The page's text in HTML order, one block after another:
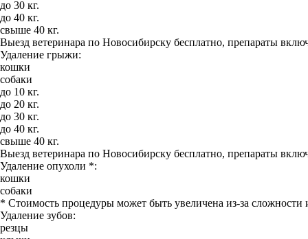
до 30 кг.
до 40 кг.
свыше 40 кг.
Выезд ветеринара по Новосибирску бесплатно, препараты
Удаление грыжи:
кошки
собаки
до 10 кг.
до 20 кг.
до 30 кг.
до 40 кг.
свыше 40 кг.
Выезд ветеринара по Новосибирску бесплатно, препараты
Удаление опухоли *:
кошки
собаки
* Стоимость процедуры может быть увеличена из-за сложности
Удаление зубов:
резцы